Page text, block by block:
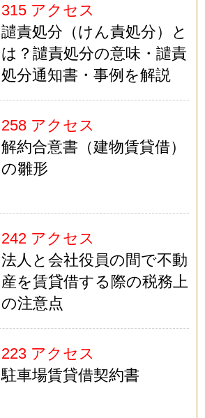
315 アクセス
譴責処分（けん責処分）と
は？譴責処分の意味・譴責
処分通知書・事例を解説
258 アクセス
解約合意書（建物賃貸借）
の雛形
242 アクセス
法人と会社役員の間で不動
産を賃貸借する際の税務上
の注意点
223 アクセス
駐車場賃貸借契約書